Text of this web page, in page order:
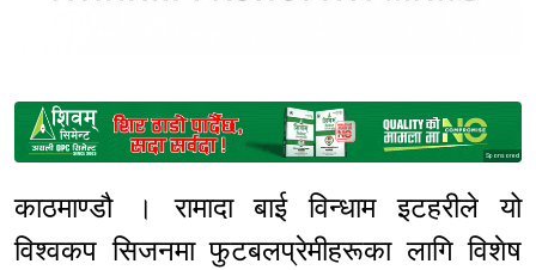
Sponsored
काठमाण्डौ । रामादा बाई विन्धाम इटहरीले यो
विश्वकप सिजनमा फुटबलप्रेमीहरूका लागि विशेष